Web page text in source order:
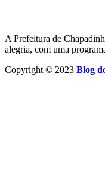
A Prefeitura de
alegria, com uma
Copyright © 2023 Blog